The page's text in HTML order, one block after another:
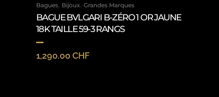
Bagues, Bijoux, Grandes Marques
BAGUE BVLGARI B-ZÉRO 1 OR JAUNE
18K TAILLE 59-3 RANGS
1,290.00 CHF